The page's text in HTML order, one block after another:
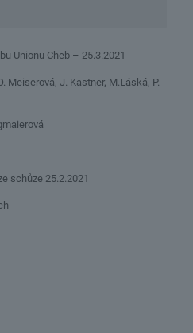
Unionu Cheb – 25.3.2021
Meiserová, J. Kastner, M.Láská, P.
schůze 25.2.2021